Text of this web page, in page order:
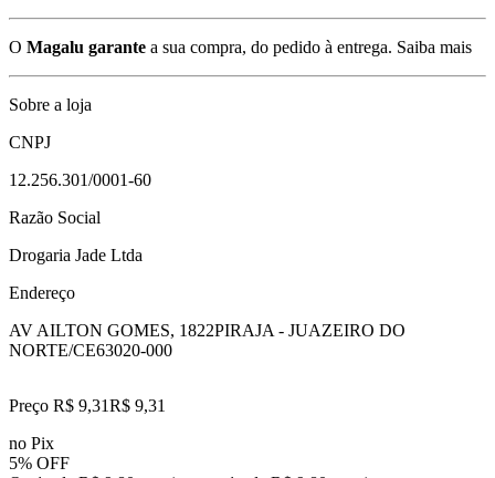
O Magalu garante a sua compra, do pedido à entrega. Saiba mais
Sobre a loja
CNPJ
12.256.301/0001-60
Razão Social
Drogaria Jade Ltda
Endereço
AV AILTON GOMES, 1822PIRAJA - JUAZEIRO DO
NORTE/CE63020-000
Preço R$ 9,31R$ 9,31
no Pix
5% OFF